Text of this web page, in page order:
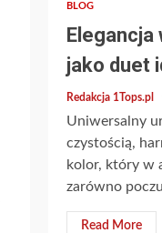
BLOG
Elegancja
jako duet
Redakcja 1Tops.pl
Uniwersalny
czystością,
kolor, który w
zarówno
Read More